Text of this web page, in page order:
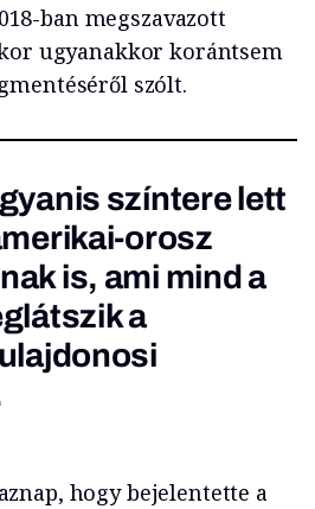
ban megszavazott
ugyanakkor korántsem
szólt.
színtere lett
orosz
is, ami mind a
a
hogy bejelentette a